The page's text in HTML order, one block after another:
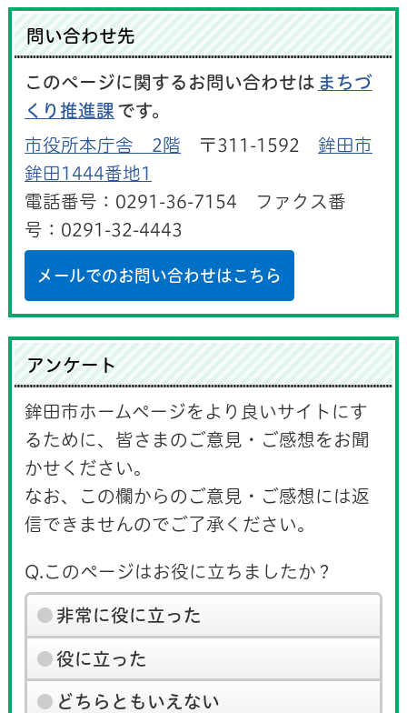
問い合わせ先
このページに関するお問い合わせは まちづ
くり推進課 です。
市役所本庁舎 2階 〒311-1592 鉾田市
鉾田1444番地1
電話番号：0291-36-7154 ファクス番
号：0291-32-4443
メールでのお問い合わせはこちら
アンケート
鉾田市ホームページをより良いサイトにす
るために、皆さまのご意見・ご感想をお聞
かせください。
なお、この欄からのご意見・ご感想には返
信できませんのでご了承ください。
Q.このページはお役に立ちましたか？
非常に役に立った
役に立った
どちらともいえない